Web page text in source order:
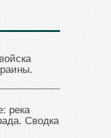
река
Сводка